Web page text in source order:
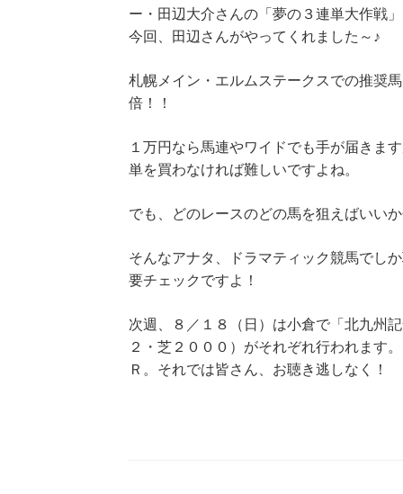
ー・田辺大介さんの「夢の３連単大作戦
今回、田辺さんがやってくれました～♪
札幌メイン・エルムステークスでの推奨
倍！！
１万円なら馬連やワイドでも手が届きま
単を買わなければ難しいですよね。
でも、どのレースのどの馬を狙えばいい
そんなアナタ、ドラマティック競馬でし
要チェックですよ！
次週、８／１８（日）は小倉で「北九州
２・芝２０００）がそれぞれ行われます
Ｒ。それでは皆さん、お聴き逃しなく！